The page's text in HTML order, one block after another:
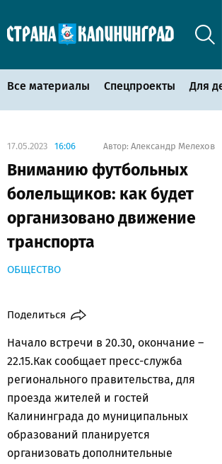
Все материалы Спецпроекты Для
17.05.2023 16:06 Автор: Александр Мелехов
Вниманию футбольных
болельщиков: как будет
организовано движение
транспорта
ОБЩЕСТВО
Поделиться
Начало встречи в 20.30, окончание –
22.15.Как сообщает пресс-служба
регионального правительства, для
проезда жителей и гостей
Калининграда до муниципальных
образований планируется
организовать дополнительные